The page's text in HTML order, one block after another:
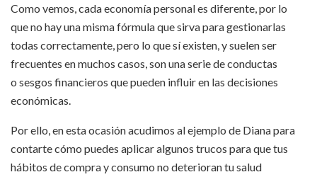
Como vemos, cada economía personal es diferente, por lo
que no hay una misma fórmula que sirva para gestionarlas
todas correctamente, pero lo que sí existen, y suelen ser
frecuentes en muchos casos, son una serie de conductas
o sesgos financieros que pueden influir en las decisiones
económicas.
Por ello, en esta ocasión acudimos al ejemplo de Diana para
contarte cómo puedes aplicar algunos trucos para que tus
hábitos de compra y consumo no deterioran tu salud